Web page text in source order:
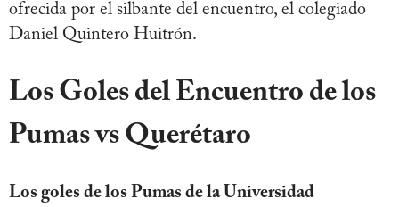
ofrecida por el silbante del encuentro, el colegiado
Daniel Quintero Huitrón.
Los Goles del Encuentro de los
Pumas vs Querétaro
Los goles de los Pumas de la Universidad